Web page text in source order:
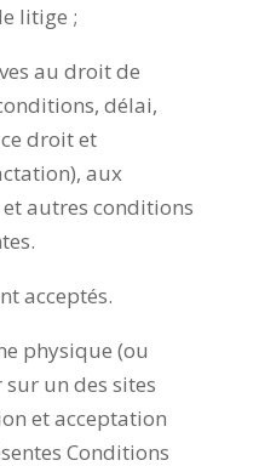
litige ;
au droit de
délai,
droit et
aux
autres conditions
acceptés.
physique (ou
un des sites
et acceptation
Conditions